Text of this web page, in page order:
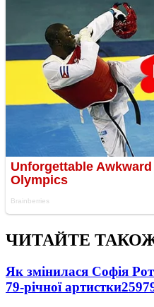
ЧИТАЙТЕ
Як змінилася Софія
79-річної артистки